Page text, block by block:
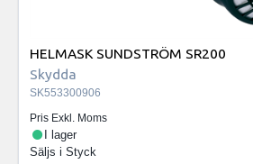
HELMASK SUNDSTRÖM SR200
Skydda
SK553300906
Pris Exkl. Moms
I lager
Säljs i Styck